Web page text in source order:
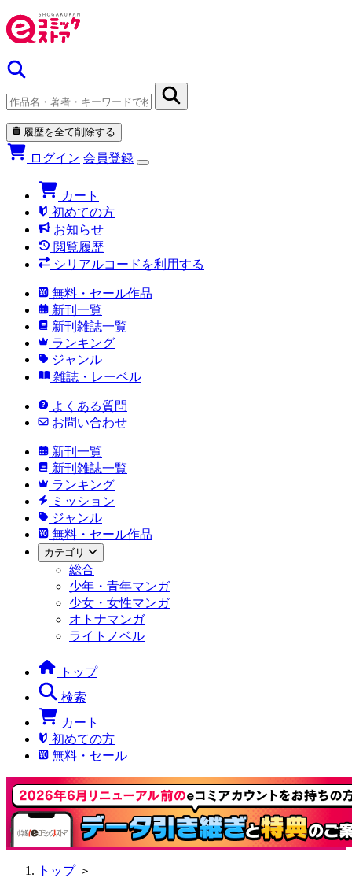
履歴を全て削除する
ログイン 会員登録
カート
初めての方
お知らせ
閲覧履歴
シリアルコードを利用する
無料・セール作品
新刊一覧
新刊雑誌一覧
ランキング
ジャンル
雑誌・レーベル
よくある質問
お問い合わせ
新刊一覧
新刊雑誌一覧
ランキング
ミッション
ジャンル
無料・セール作品
カテゴリ
総合
少年・青年マンガ
少女・女性マンガ
オトナマンガ
ライトノベル
トップ
検索
カート
初めての方
無料・セール
トップ ＞